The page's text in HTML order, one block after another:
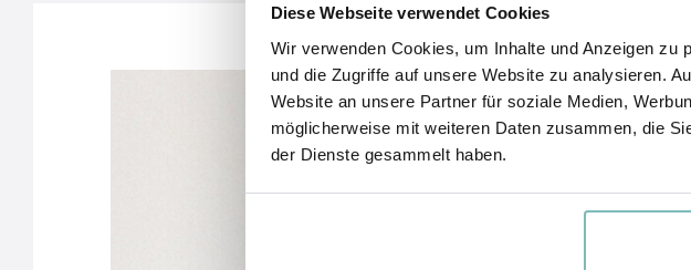
Diese Webseite verwendet Cookies
Wir verwenden Cookies, um Inhalte und Anzeigen
und die Zugriffe auf unsere Website zu analysieren.
Website an unsere Partner für soziale Medien,
möglicherweise mit weiteren Daten zusammen, die
der Dienste gesammelt haben.